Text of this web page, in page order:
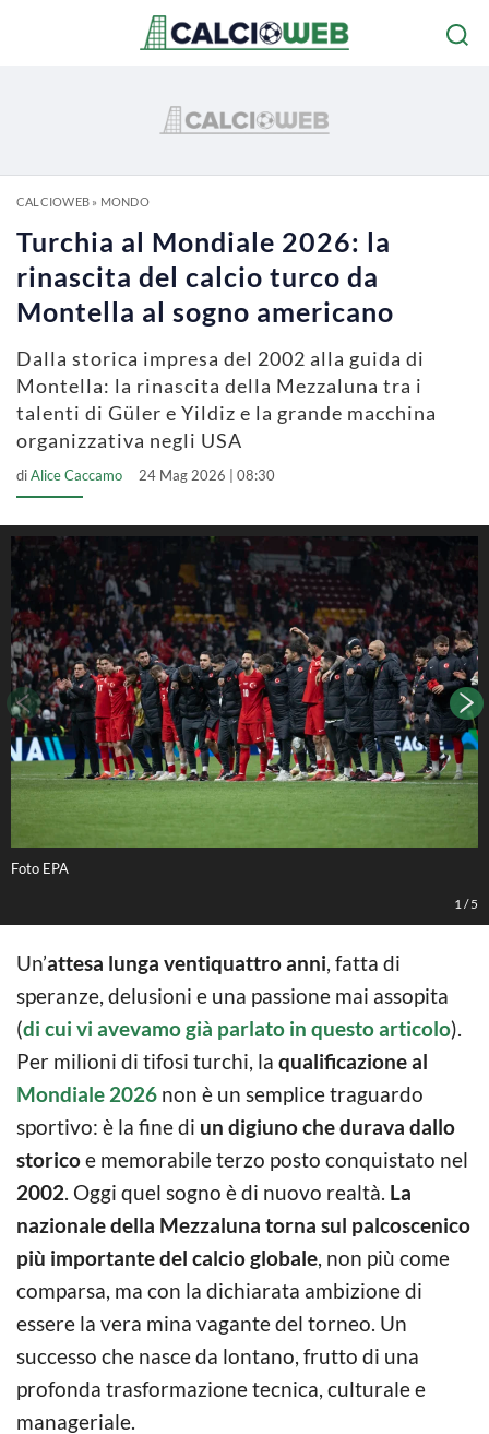
CALCIOWEB» MONDO
Turchia al Mondiale 2026: la
rinascita del calcio turco da
Montella al sogno americano
Dalla storica impresa del 2002 alla guida di
Montella: la rinascita della Mezzaluna tra i
talenti di Güler e Yildiz e la grande macchina
organizzativa negli USA
di Alice Caccamo 24 Mag 2026 | 08:30
Foto EPA
1 /5
Un’attesa lunga ventiquattro anni , fatta di
speranze, delusioni e una passione mai assopita
(di cui vi avevamo già parlato in questo articolo).
Per milioni di tifosi turchi, la qualificazione al
Mondiale 2026 non è un semplice traguardo
sportivo: è la fine di un digiuno che durava dallo
storicoe memorabile terzo posto conquistato nel
2002 . Oggi quel sogno è di nuovo realtà. La
nazionale della Mezzaluna torna sul palcoscenico
più importante del calcio globale , non più come
comparsa, ma con la dichiarata ambizione di
essere la vera mina vagante del torneo. Un
successo che nasce da lontano, frutto di una
profonda trasformazione tecnica, culturale e
manageriale.